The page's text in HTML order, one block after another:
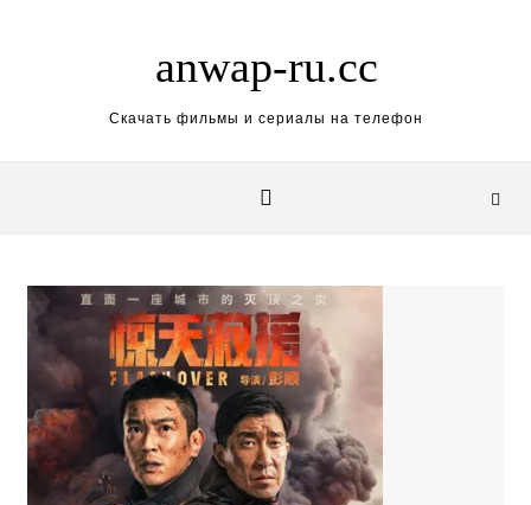
anwap-ru.cc
Скачать фильмы и сериалы на телефон